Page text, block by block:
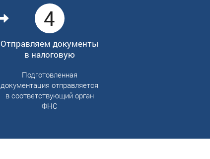
4
Отправляем документы
в налоговую
Подготовленная
документация отправляется
в соответствующий орган
ФНС